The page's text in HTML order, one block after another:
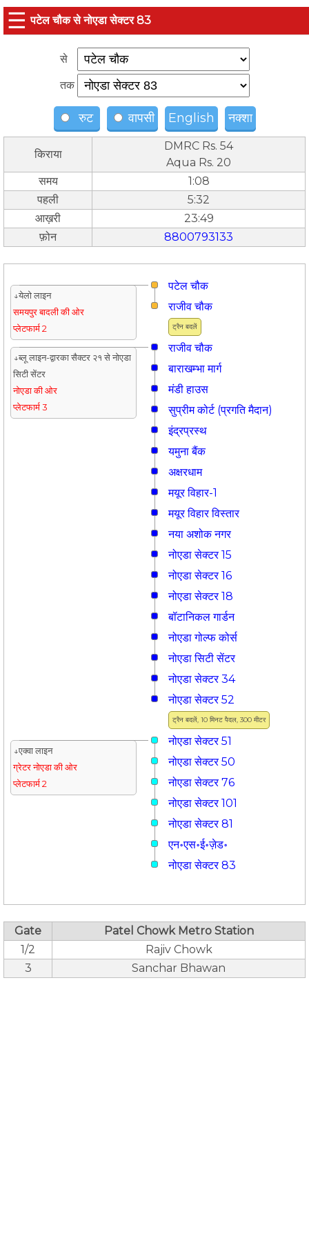
☰ पटेल चौक से नोएडा सेक्टर 83
से
तक
रुट वापसी English नक्शा
किराया
DMRC Rs. 54
Aqua Rs. 20
समय
1:08
पहली
5:32
आख़री
23:49
फ़ोन
8800793133
पटेल चौक
↓येलो लाइन
समयपुर बादली की ओर
प्लेटफार्म 2
ट्रैन बदलें
राजीव चौक
राजीव चौक
↓ब्लू लाइन-द्वारका सैक्टर २१ से नोएडा
सिटी सेंटर
नोएडा की ओर
प्लेटफार्म 3
बाराखम्भा मार्ग
मंडी हाउस
सुप्रीम कोर्ट (प्रगति मैदान)
इंद्रप्रस्थ
यमुना बैंक
अक्षरधाम
मयूर विहार-1
मयूर विहार विस्तार
नया अशोक नगर
नोएडा सेक्टर 15
नोएडा सेक्टर 16
नोएडा सेक्टर 18
बॉटानिकल गार्डन
नोएडा गोल्फ कोर्स
नोएडा सिटी सेंटर
नोएडा सेक्टर 34
ट्रैन बदलें, 10 मिनट पैदल, 300 मीटर
नोएडा सेक्टर 52
नोएडा सेक्टर 51
↓एक्वा लाइन
ग्रेटर नोएडा की ओर
प्लेटफार्म 2
नोएडा सेक्टर 50
नोएडा सेक्टर 76
नोएडा सेक्टर 101
नोएडा सेक्टर 81
एन॰एस॰ई॰ज़ेड॰
नोएडा सेक्टर 83
Gate
Patel Chowk Metro Station
1/2
Rajiv Chowk
3
Sanchar Bhawan